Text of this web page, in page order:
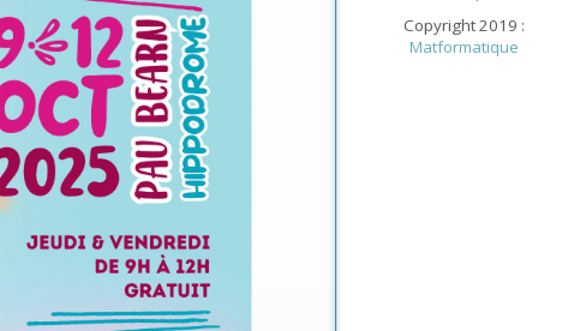
Copyright 2019 :
Matformatique